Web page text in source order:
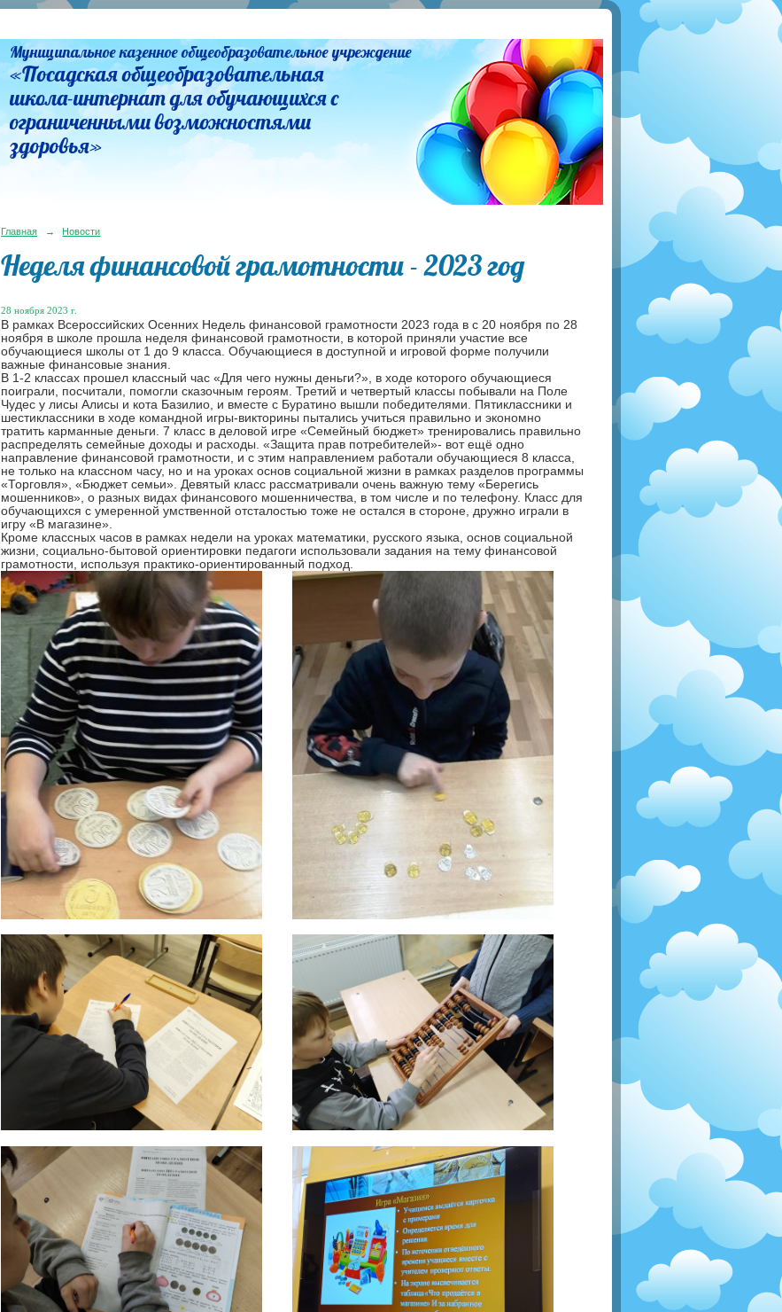
Муниципальное казенное общеобразовательное учреждение
«Посадская общеобразовательная
школа-интернат для обучающихся с
ограниченными возможностями
здоровья»
Главная → Новости
Неделя финансовой грамотности - 2023 год
28 ноября 2023 г.
В рамках Всероссийских Осенних Недель финансовой грамотности 2023 года в с 20 ноября по 28
ноября в школе прошла неделя финансовой грамотности, в которой приняли участие все
обучающиеся школы от 1 до 9 класса. Обучающиеся в доступной и игровой форме получили
важные финансовые знания.
В 1-2 классах прошел классный час «Для чего нужны деньги?», в ходе которого обучающиеся
поиграли, посчитали, помогли сказочным героям. Третий и четвертый классы побывали на Поле
Чудес у лисы Алисы и кота Базилио, и вместе с Буратино вышли победителями. Пятиклассники и
шестиклассники в ходе командной игры-викторины пытались учиться правильно и экономно
тратить карманные деньги. 7 класс в деловой игре «Семейный бюджет» тренировались правильно
распределять семейные доходы и расходы. «Защита прав потребителей»- вот ещё одно
направление финансовой грамотности, и с этим направлением работали обучающиеся 8 класса,
не только на классном часу, но и на уроках основ социальной жизни в рамках разделов программы
«Торговля», «Бюджет семьи». Девятый класс рассматривали очень важную тему «Берегись
мошенников», о разных видах финансового мошенничества, в том числе и по телефону. Класс для
обучающихся с умеренной умственной отсталостью тоже не остался в стороне, дружно играли в
игру «В магазине».
Кроме классных часов в рамках недели на уроках математики, русского языка, основ социальной
жизни, социально-бытовой ориентировки педагоги использовали задания на тему финансовой
грамотности, используя практико-ориентированный подход.